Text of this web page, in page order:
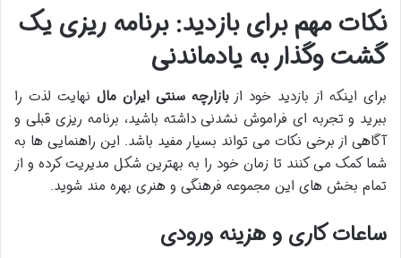
نکات مهم برای بازدید: برنامه ریزی یک
گشت وگذار به یادماندنی
برای اینکه از بازدید خود ازبازارچه سنتی ایران مال نهایت لذت را
ببرید و تجربه ای فراموش نشدنی داشته باشید، برنامه ریزی قبلی و
آگاهی از برخی نکات می تواند بسیار مفید باشد. این راهنمایی ها به
شما کمک می کنند تا زمان خود را به بهترین شکل مدیریت کرده و از
تمام بخش های این مجموعه فرهنگی و هنری بهره مند شوید.
ساعات کاری و هزینه ورودی